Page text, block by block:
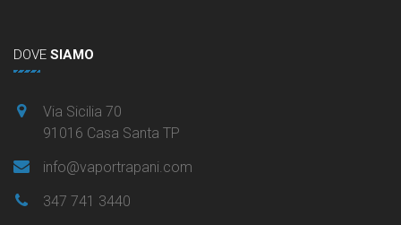
DOVE SIAMO
Via Sicilia 70
91016 Casa Santa TP
info@vaportrapani.com
347 741 3440